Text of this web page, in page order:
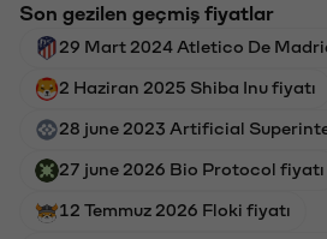
Son gezilen geçmiş fiyatlar
29 Mart 2024 Atletico De
2 Haziran 2025 Shiba Inu fiyatı
28 june 2023 Artificial
27 june 2026 Bio Protocol fiyatı
12 Temmuz 2026 Floki fiyatı